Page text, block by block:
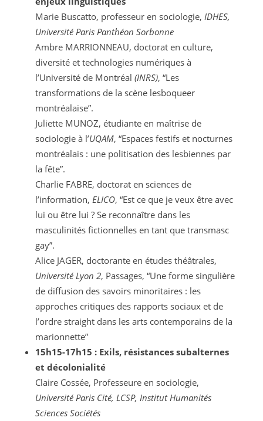
Marie Buscatto, professeur en sociologie, IDHES,
Université Paris Panthéon Sorbonne
Ambre MARRIONNEAU, doctorat en culture,
diversité et technologies numériques à
l’Université de Montréal (INRS), “Les
transformations de la scène lesboqueer
montréalaise”.
Juliette MUNOZ, étudiante en maîtrise de
sociologie à l’UQAM, “Espaces festifs et nocturnes
montréalais : une politisation des lesbiennes par
la fête”.
Charlie FABRE, doctorat en sciences de
l’information, ELICO, “Est ce que je veux être avec
lui ou être lui ? Se reconnaître dans les
masculinités fictionnelles en tant que transmasc
gay”.
Alice JAGER, doctorante en études théâtrales,
Université Lyon 2, Passages, “Une forme singulière
de diffusion des savoirs minoritaires : les
approches critiques des rapports sociaux et de
l’ordre straight dans les arts contemporains de la
marionnette”
15h15-17h15 : Exils, résistances subalternes
et décolonialité
Claire Cossée, Professeure en sociologie,
Université Paris Cité, LCSP, Institut Humanités
Sciences Sociétés